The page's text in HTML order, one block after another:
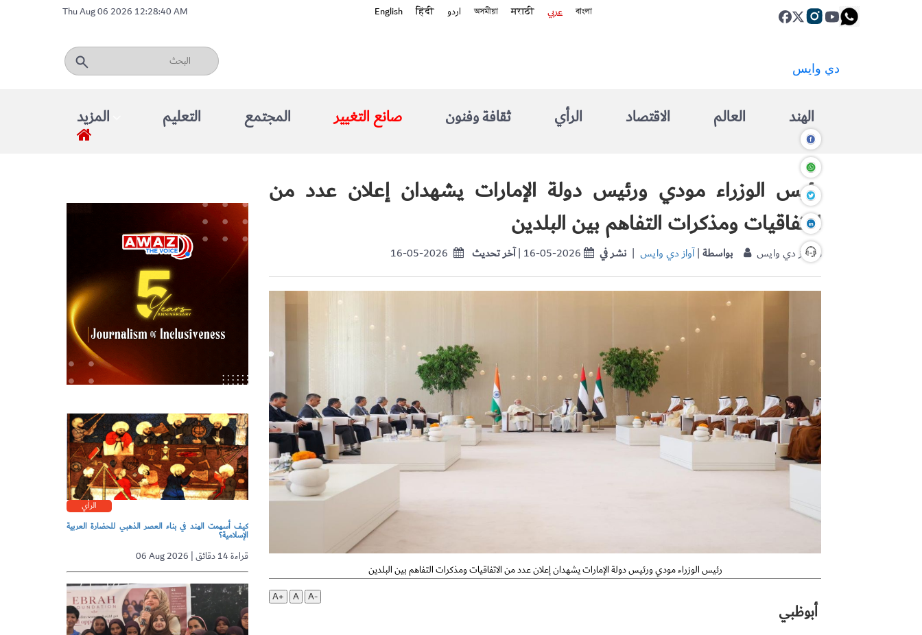
Thu Aug 06 2026 12:28:40 AM English हिंदी اردو অসমীয়া मराठी عربي বাংলা
المزيد التعليم المجتمع صانع التغيير ثقافة وفنون الرأي الاقتصاد العالم الهند
الرأي
كيف أسهمت الهند في بناء العصر الذهبي للحضارة العربية
الإسلامية؟
06 Aug 2026 | قراءة 14 دقائق
رئيس الوزراء مودي ورئيس دولة الإمارات يشهدان إعلان عدد من
الاتفاقيات ومذكرات التفاهم بين البلدين
16-05-2026 آخر تحديث| 16-05-2026 نشر في | آواز دي وايس بواسطة|آواز دي وايس
رئيس الوزراء مودي ورئيس دولة الإمارات يشهدان إعلان عدد من الاتفاقيات ومذكرات التفاهم بين البلدين
A+
A A-
أبوظبي